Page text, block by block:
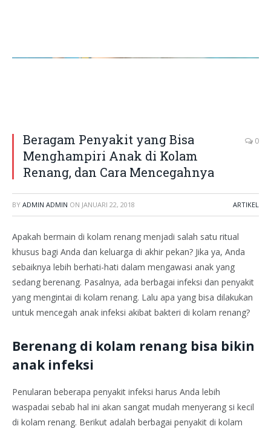
Beragam Penyakit yang Bisa
Menghampiri Anak di Kolam
Renang, dan Cara Mencegahnya
0
BY ADMIN ADMIN ON JANUARI 22, 2018 ARTIKEL
Apakah bermain di kolam renang menjadi salah satu ritual
khusus bagi Anda dan keluarga di akhir pekan? Jika ya, Anda
sebaiknya lebih berhati-hati dalam mengawasi anak yang
sedang berenang. Pasalnya, ada berbagai infeksi dan penyakit
yang mengintai di kolam renang. Lalu apa yang bisa dilakukan
untuk mencegah anak infeksi akibat bakteri di kolam renang?
Berenang di kolam renang bisa bikin
anak infeksi
Penularan beberapa penyakit infeksi harus Anda lebih
waspadai sebab hal ini akan sangat mudah menyerang si kecil
di kolam renang. Berikut adalah berbagai penyakit di kolam